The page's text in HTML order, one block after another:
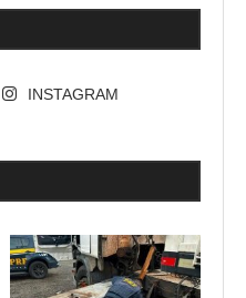
INSTAGRAM